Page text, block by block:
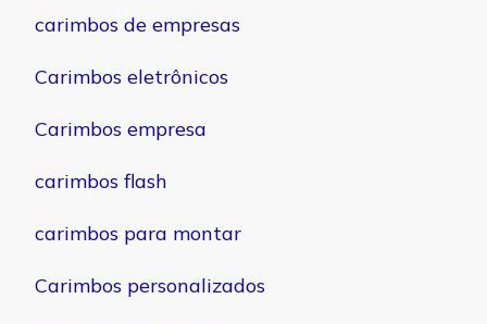
carimbos de empresas
Carimbos eletrônicos
Carimbos empresa
carimbos flash
carimbos para montar
Carimbos personalizados